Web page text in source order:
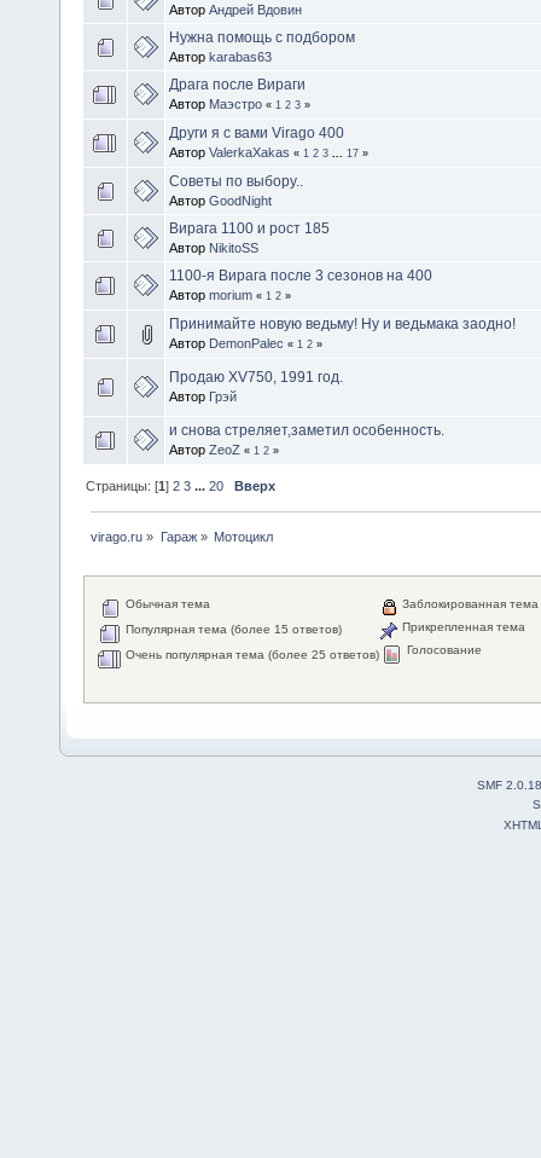
Автор Андрей Вдовин
Нужна помощь с подбором
Автор karabas63
Драга после Вираги
Автор Маэстро « 1 2 3 »
Други я с вами Virago 400
Автор ValerkaXakas « 1 2 3 17 »
Советы по выбору..
Автор GoodNight
Вирага 1100 и рост 185
Автор NikitoSS
1100-я Вирага после 3 сезонов на 400
Автор morium « 1 2 »
Принимайте новую ведьму! Ну и ведьмака заодно!
Автор DemonPalec « 1 2 »
Продаю XV750, 1991 год.
Автор Грэй
и снова стреляет,заметил особенность.
Автор ZeoZ « 1 2 »
Страницы: [1]2 3 ...20 Вверх
virago.ru » Гараж» Мотоцикл
Обычная тема
Популярная тема (более 15 ответов)
Очень популярная тема (более 25 ответов)
Заблокированная тема
Прикрепленная тема
Голосование
SMF 2.0.18